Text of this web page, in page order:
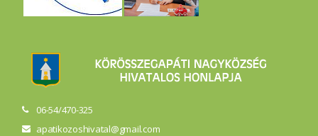
06-54/470-325
apatikozoshivatal@gmail.com